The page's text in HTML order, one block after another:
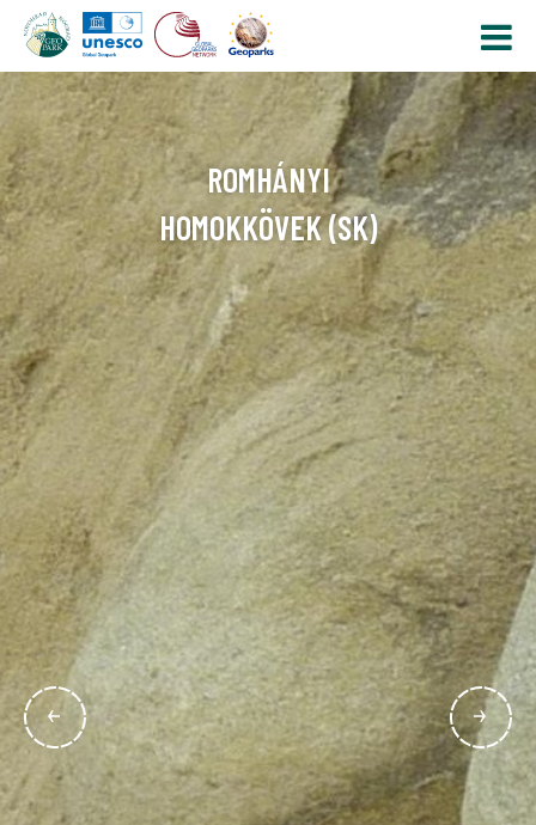
ROMHÁNYI
HOMOKKÖVEK (SK)